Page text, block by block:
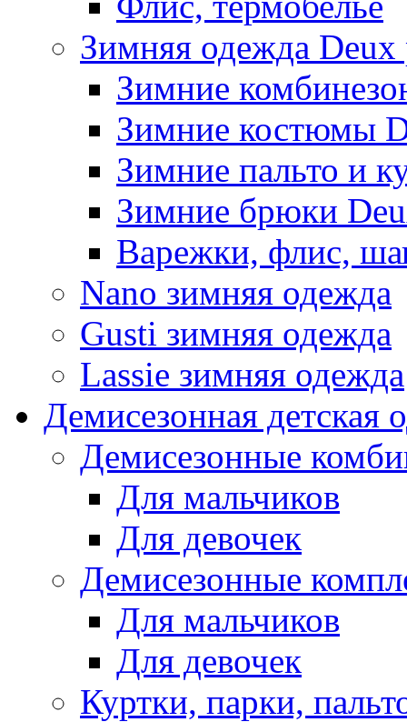
Зимняя одежда Deux
Зимние
Зимние костюмы
Зимние пальто и
Зимние брюки
Варежки, флис,
Nano зимняя одежда
Gusti зимняя одежда
Lassie зимняя одежда
Демисезонная детская
Демисезонные
Для мальчиков
Для девочек
Демисезонные
Для мальчиков
Для девочек
Куртки, парки,